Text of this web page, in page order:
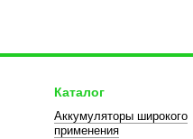
Каталог
Аккумуляторы широкого
применения